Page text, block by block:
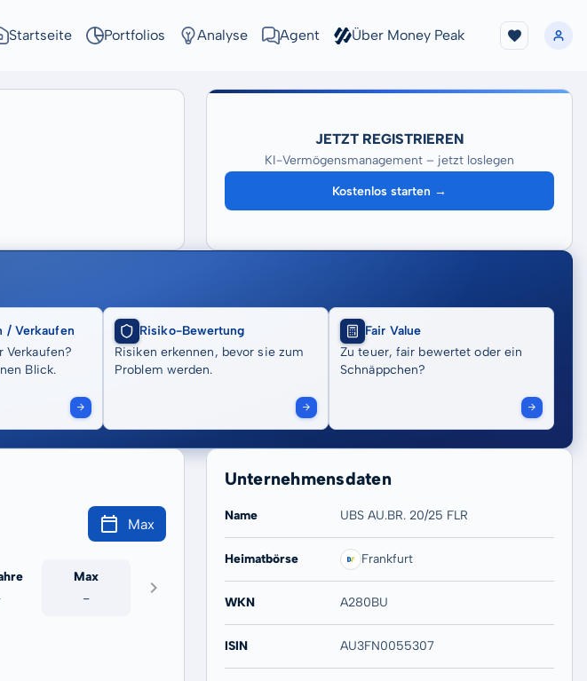
Startseite Portfolios Analyse Agent Über Money Peak
JETZT REGISTRIEREN
KI-Vermögensmanagement – jetzt loslegen
Kostenlos starten →
/ Verkaufen
Verkaufen?
Blick.
Risiko-Bewertung
Risiken erkennen, bevor sie zum
Problem werden.
Fair Value
Zu teuer, fair bewertet oder ein
Schnäppchen?
Max
Max
-
Unternehmensdaten
Name UBS AU.BR. 20/25 FLR
Heimatbörse Frankfurt
WKN A280BU
ISIN AU3FN0055307